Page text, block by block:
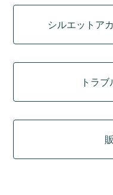
シルエットア
トラ